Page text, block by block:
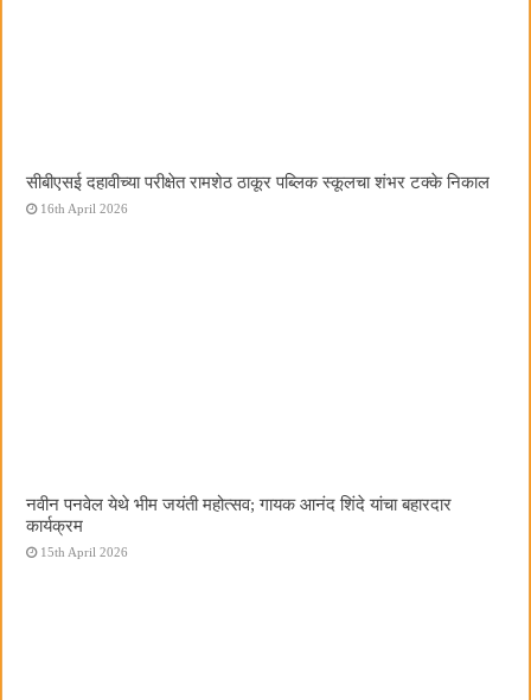
सीबीएसई दहावीच्या परीक्षेत रामशेठ ठाकूर पब्लिक स्कूलचा शंभर टक्के निकाल
16th April 2026
नवीन पनवेल येथे भीम जयंती महोत्सव; गायक आनंद शिंदे यांचा बहारदार
कार्यक्रम
15th April 2026